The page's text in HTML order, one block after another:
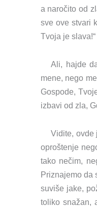
a naročito od
sve ove stvari
Tvoja je
Ali, hajde
mene, nego
Gospode,
izbavi od zla,
Vidite, ovde
oproštenje
tako nečim,
Priznajemo da
suviše jake,
toliko snažan,